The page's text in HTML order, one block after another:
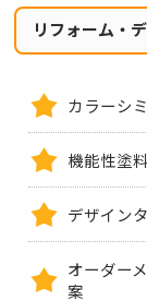
リフォーム・
カラーシ
機能性塗
デザイン
オーダー
案